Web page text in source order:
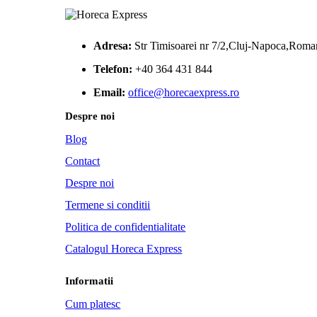
Adresa: Str Timisoarei nr 7/2,Cluj-
Telefon: +40 364 431 844
Email: office@horecaexpress.ro
Despre noi
Blog
Contact
Despre noi
Termene si conditii
Politica de confidentialitate
Catalogul Horeca Express
Informatii
Cum platesc